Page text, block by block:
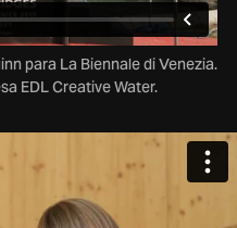
para La Biennale di Venezia.
EDL Creative Water.